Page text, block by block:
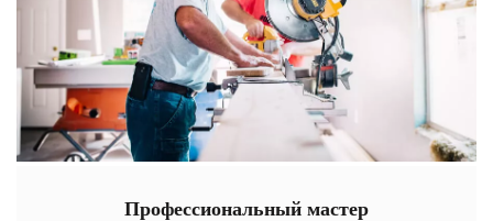
Профессиональный мастер